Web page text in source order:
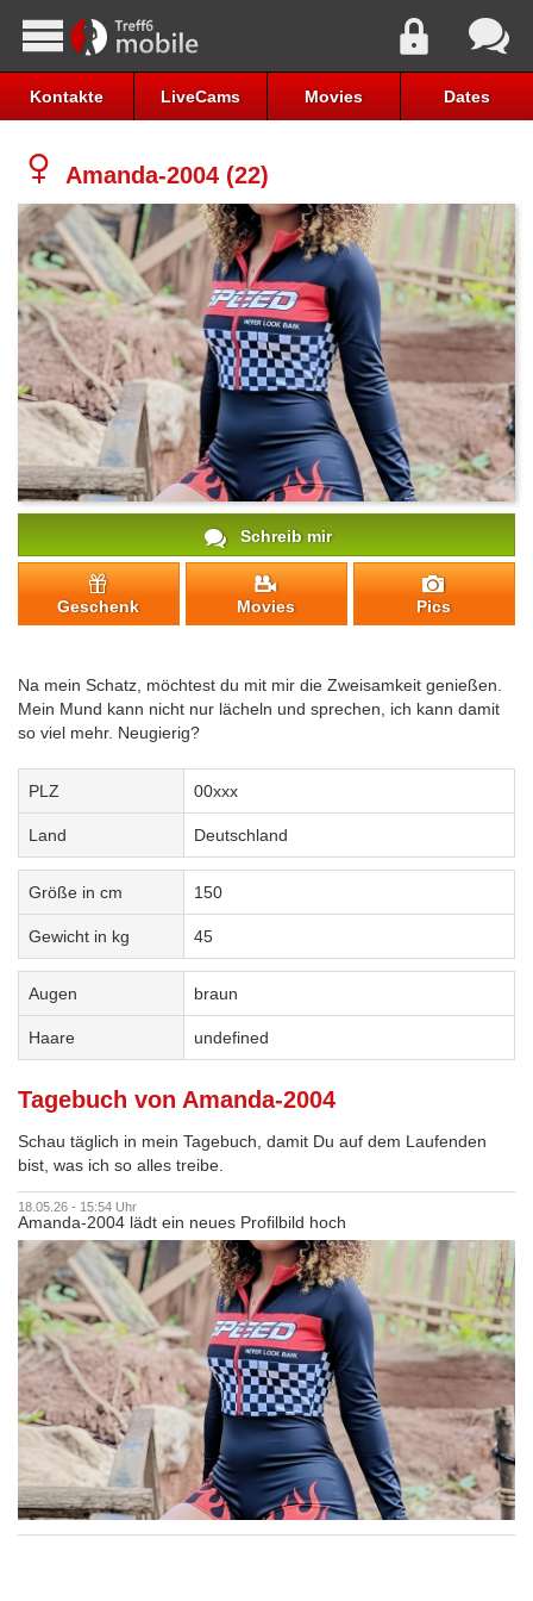
Kontakte LiveCams Movies Dates
Amanda-2004 (22)
Schreib mir
Geschenk Movies Pics
Na mein Schatz, möchtest du mit mir die Zweisamkeit genießen.
Mein Mund kann nicht nur lächeln und sprechen, ich kann damit
so viel mehr. Neugierig?
PLZ 00xxx
Land Deutschland
Größe in cm 150
Gewicht in kg 45
Augen braun
Haare undefined
Tagebuch von Amanda-2004
Schau täglich in mein Tagebuch, damit Du auf dem Laufenden
bist, was ich so alles treibe.
18.05.26 - 15:54 Uhr
Amanda-2004 lädt ein neues Profilbild hoch